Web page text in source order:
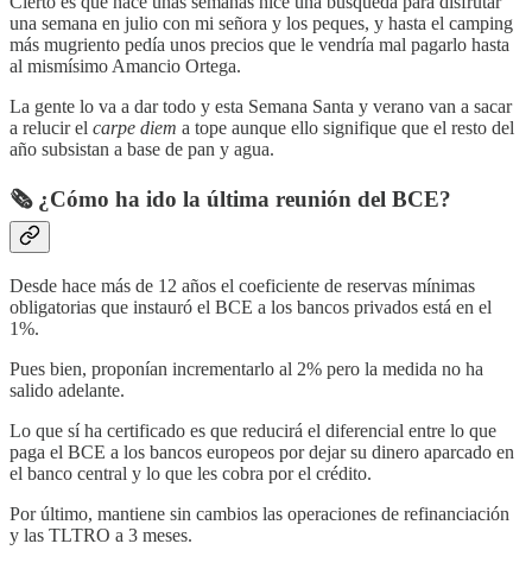
una semana en julio con mi señora y los peques, y hasta el camping
más mugriento pedía unos precios que le vendría mal pagarlo hasta
al mismísimo Amancio Ortega.
La gente lo va a dar todo y esta Semana Santa y verano van a sacar
a relucir el carpe diem a tope aunque ello signifique que el resto del
año subsistan a base de pan y agua.
🗞️ ¿Cómo ha ido la última reunión del BCE?
Desde hace más de 12 años el coeficiente de reservas mínimas
obligatorias que instauró el BCE a los bancos privados está en el
1%.
Pues bien, proponían incrementarlo al 2% pero la medida no ha
salido adelante.
Lo que sí ha certificado es que reducirá el diferencial entre lo que
paga el BCE a los bancos europeos por dejar su dinero aparcado en
el banco central y lo que les cobra por el crédito.
Por último, mantiene sin cambios las operaciones de refinanciación
y las TLTRO a 3 meses.